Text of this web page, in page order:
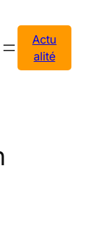
Actu
alité